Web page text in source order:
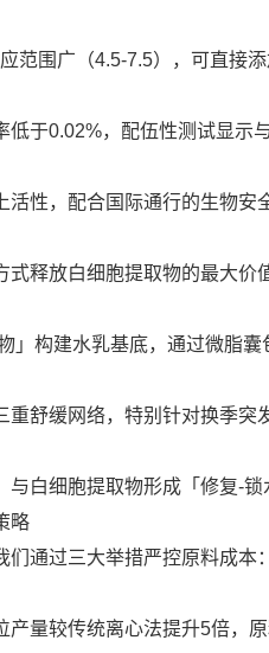
范围广（4.5-7.5），可直接
于0.02%，配伍性测试显示
活性，配合国际通行的生物
释放白细胞提取物的最大价
」构建水乳基底，通过微脂囊
舒缓网络，特别针对换季突
白细胞提取物形成「修复-锁
略
通过三大举措严控原料成本：
量较传统离心法提升5倍，原